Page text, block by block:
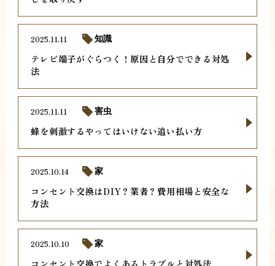
テレビ端子がぐらつく！原因と自分でできる対処
法
2025.11.11 知識
蜂を刺激するやってはいけない追い払い方
2025.11.11 害虫
コンセント交換はDIY？業者？費用相場と安全な
方法
2025.10.14 家
コンセント交換でよくあるトラブルと対処法
2025.10.10 家